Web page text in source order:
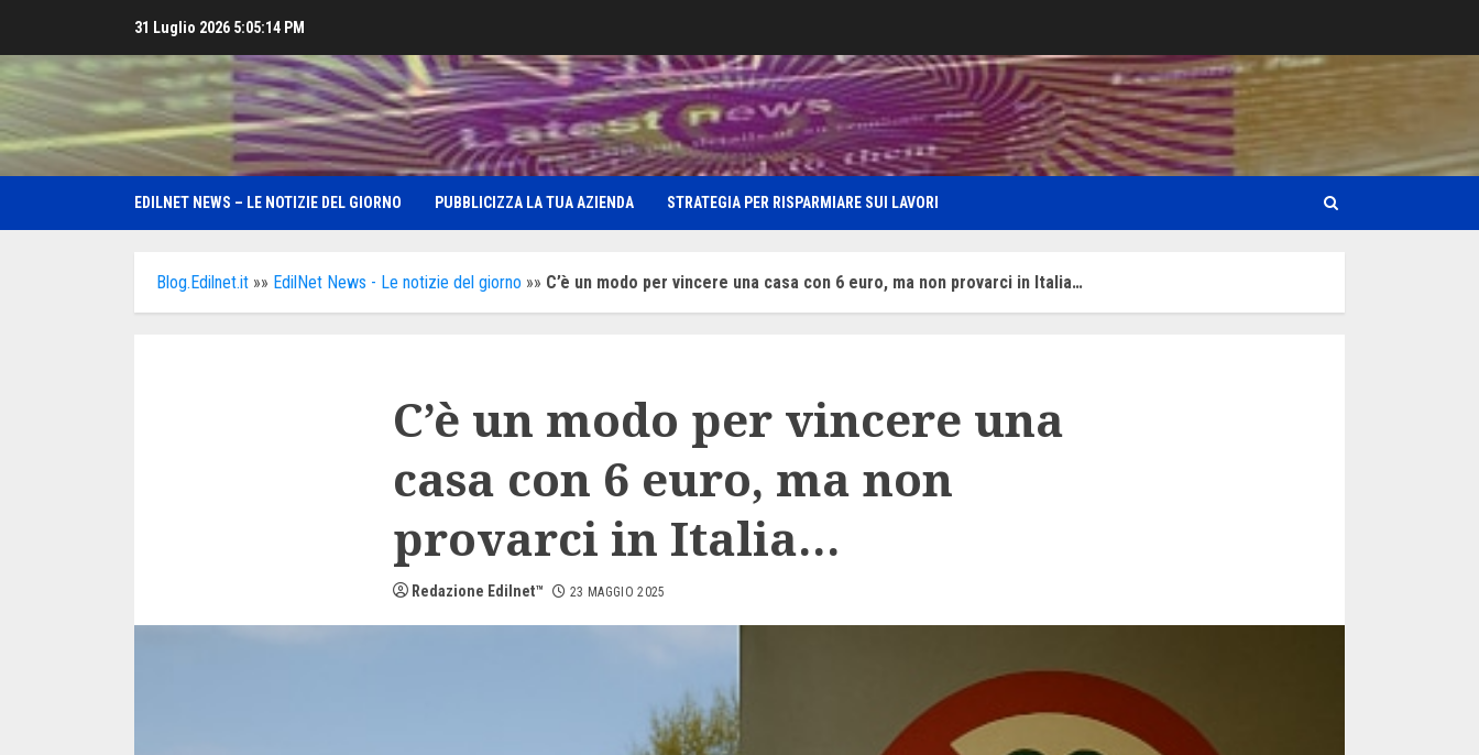
content
31 Luglio 2026 5:05:16 PM
EDILNET NEWS – LE NOTIZIE DEL GIORNO PUBBLICIZZA LA TUA AZIENDA STRATEGIA PER RISPARMIARE SUI LAVORI
Blog.Edilnet.it »» EdilNet News - Le notizie del giorno »» C’è un modo per vincere una casa con 6 euro, ma non provarci in Italia…
C’è un modo per vincere una
casa con 6 euro, ma non
provarci in Italia…
Redazione Edilnet™ 23 MAGGIO 2025